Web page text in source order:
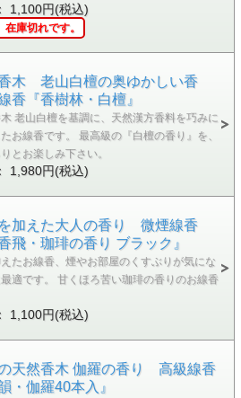
1,100円(税込)
庫切れです。
木 老山白檀の奥ゆかしい香
香『香樹林・白檀』
老山白檀を基調に、天然漢方香料を巧みに
お線香です。 最高級の『白檀の香り』を、
とお楽しみ下さい。
1,980円(税込)
加えた大人の香り 微煙線香
飛・珈琲の香り ブラック』
たお線香、煙やお部屋のくすぶりが気にな
適です。 甘くほろ苦い珈琲の香りのお線香
1,100円(税込)
天然香木 伽羅の香り 高級線香
・伽羅40本入』